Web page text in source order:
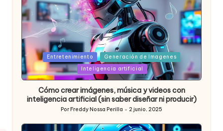
Posted
in
Entretenimiento
Generación de Imagenes
Inteligencia artificial
Cómo crear imágenes, música y videos con
inteligencia artificial (sin saber diseñar ni producir)
Publicado
por
Por Freddy Nossa Perilla 2 junio, 2025